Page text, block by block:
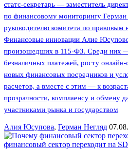
статс-секретарь — заместитель
по финансовому мониторингу Герман
руководителю комитета по правовым
Финансовые инновации Алие
произошедших в 115-ФЗ. Среди них
безналичных платежей, росту
новых финансовых посредников и
расчетов, а вместе с этим — к
прозрачности, комплаенсу и обмену
участниками рынка и государством
Алия Юсупова, Герман Негляд
финансовый сектор переходит на